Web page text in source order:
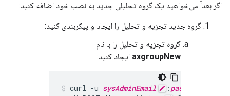
اگر بعداً می‌خواهید یک گروه تحلیلی جدید به نصب خود اضافه کنید:
گروه جدید تجزیه و تحلیل را ایجاد و پیکربندی کنید:
گروه تجزیه و تحلیل را با نام
axgroupNew ایجاد کنید:
curl -u sysAdminEmail : passWord